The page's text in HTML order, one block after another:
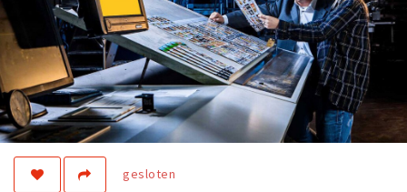
Restaurants
Bars
Hotels
Shops
Live
Work
gesloten